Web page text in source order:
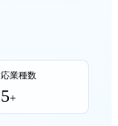
業種数
+